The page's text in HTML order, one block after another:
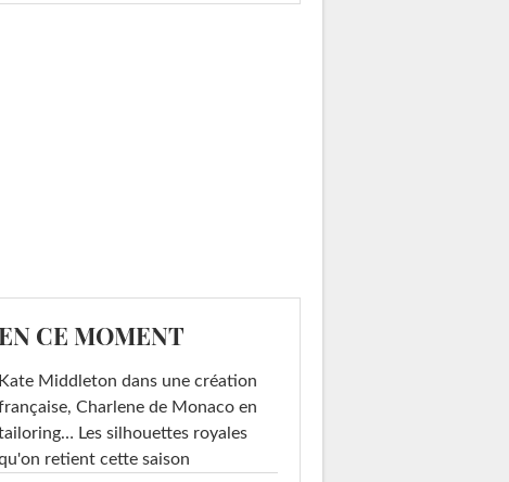
CE MOMENT
Kate Middleton dans une création
Charlene de Monaco en
Les silhouettes royales
retient cette saison